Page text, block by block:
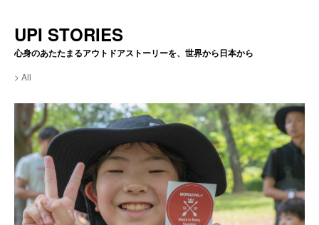
UPI STORIES
心身のあたたまるアウトドアストーリーを、世界から日本から
All